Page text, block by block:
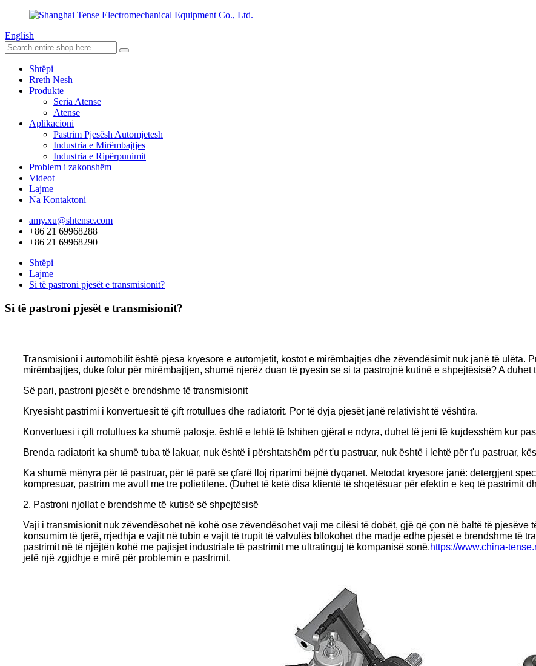
English
Shtëpi
Rreth Nesh
Produkte
Seria Atense
Atense
Aplikacioni
Pastrim Pjesësh Automjetesh
Industria e Mirëmbajtjes
Industria e Ripërpunimit
Problem i zakonshëm
Videot
Lajme
Na Kontaktoni
amy.xu@shtense.com
+86 21 69968288
+86 21 69968290
Shtëpi
Lajme
Si të pastroni pjesët e transmisionit?
Si të pastroni pjesët e transmisionit?
Transmisioni i automobilit është pjesa kryesore e automjetit, kostot e mirëmbajtjes dhe zëvendësimit nuk janë të ulëta.
mirëmbajtjes, duke folur për mirëmbajtjen, shumë njerëz duan të pyesin se si ta pastrojnë kutinë e shpejtësisë? A
Së pari, pastroni pjesët e brendshme të transmisionit
Kryesisht pastrimi i konvertuesit të çift rrotullues dhe radiatorit. Por të dyja pjesët janë relativisht të vështira.
Konvertuesi i çift rrotullues ka shumë palosje, është e lehtë të fshihen gjërat e ndyra, duhet të jeni të kujdesshëm kur
Brenda radiatorit ka shumë tuba të lakuar, nuk është i përshtatshëm për t'u pastruar, nuk është i lehtë për t'u pastruar,
Ka shumë mënyra për të pastruar, për të parë se çfarë lloj riparimi bëjnë dyqanet. Metodat kryesore janë: detergjent
kompresuar, pastrim me avull me tre polietilene. (Duhet të ketë disa klientë të shqetësuar për efektin e keq të pastrimit
2. Pastroni njollat e brendshme të kutisë së shpejtësisë
Vaji i transmisionit nuk zëvendësohet në kohë ose zëvendësohet vaji me cilësi të dobët, gjë që çon në baltë të pjesëve
konsumim të tjerë, rrjedhja e vajit në tubin e vajit të trupit të valvulës bllokohet dhe madje edhe pjesët e brendshme të
pastrimit në të njëjtën kohë me pajisjet industriale të pastrimit me ultratinguj të kompanisë sonë.https://www.china-
jetë një zgjidhje e mirë për problemin e pastrimit.